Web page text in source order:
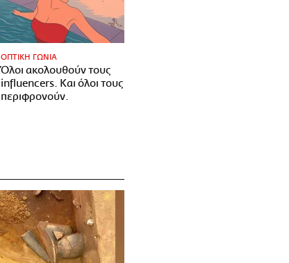
ΟΠΤΙΚΗ ΓΩΝΙΑ
Όλοι ακολουθούν τους
influencers. Και όλοι τους
περιφρονούν.